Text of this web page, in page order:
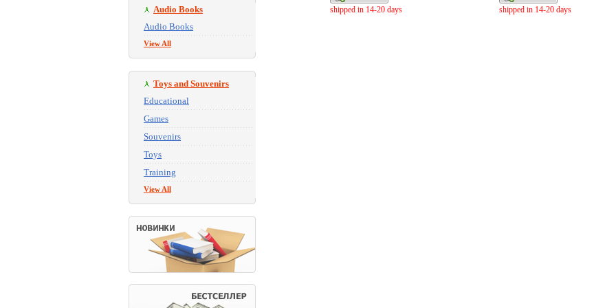
Audio Books
Audio Books
View All
Toys and Souvenirs
Educational
Games
Souvenirs
Toys
Training
View All
shipped in 14-20 days shipped in 14-20 days